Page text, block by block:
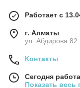
Работает с
г. Алматы
ул. Абдирова 82
Контакты
Сегодня
Показать весь